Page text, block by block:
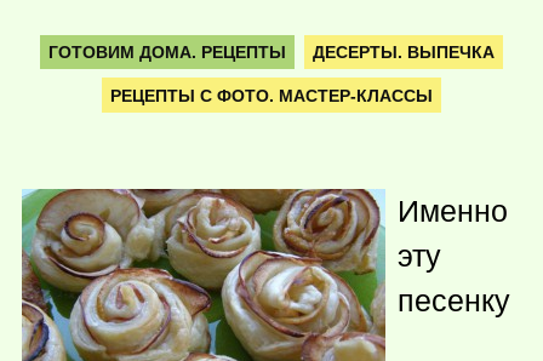
ГОТОВИМ ДОМА. РЕЦЕПТЫ ДЕСЕРТЫ. ВЫПЕЧКА
РЕЦЕПТЫ С ФОТО. МАСТЕР-КЛАССЫ
Именно
эту
песенку